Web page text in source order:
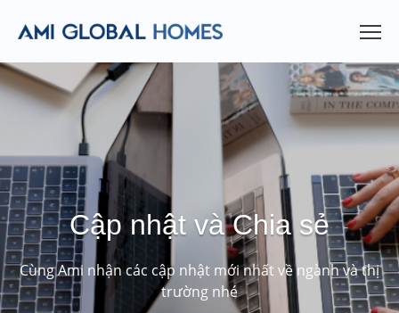
Cập nhật và Chia sẻ
Cùng Ami nhận các cập nhật mới nhất về ngành và thị
trường nhé